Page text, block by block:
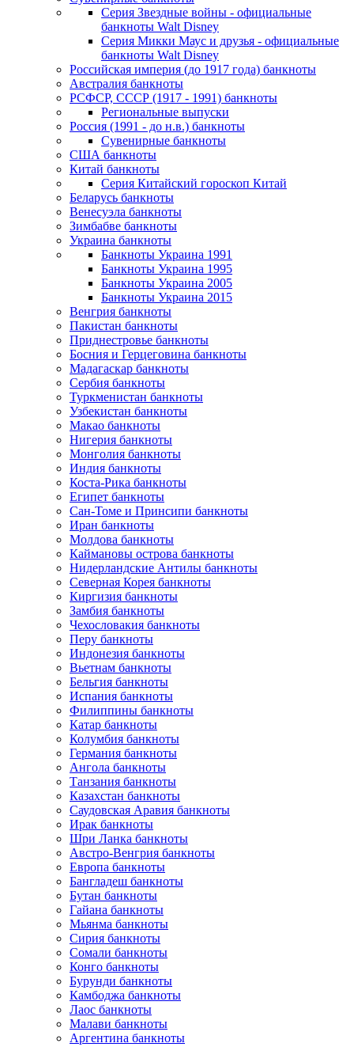
Серия Звездные войны - официальные
банкноты Walt Disney
Серия Микки Маус и друзья - официальные
банкноты Walt Disney
Российская империя (до 1917 года) банкноты
Австралия банкноты
РСФСР, СССР (1917 - 1991) банкноты
Региональные выпуски
Россия (1991 - до н.в.) банкноты
Сувенирные банкноты
США банкноты
Китай банкноты
Серия Китайский гороскоп Китай
Беларусь банкноты
Венесуэла банкноты
Зимбабве банкноты
Украина банкноты
Банкноты Украина 1991
Банкноты Украина 1995
Банкноты Украина 2005
Банкноты Украина 2015
Венгрия банкноты
Пакистан банкноты
Приднестровье банкноты
Босния и Герцеговина банкноты
Мадагаскар банкноты
Сербия банкноты
Туркменистан банкноты
Узбекистан банкноты
Макао банкноты
Нигерия банкноты
Монголия банкноты
Индия банкноты
Коста-Рика банкноты
Египет банкноты
Сан-Томе и Принсипи банкноты
Иран банкноты
Молдова банкноты
Каймановы острова банкноты
Нидерландские Антилы банкноты
Северная Корея банкноты
Киргизия банкноты
Замбия банкноты
Чехословакия банкноты
Перу банкноты
Индонезия банкноты
Вьетнам банкноты
Бельгия банкноты
Испания банкноты
Филиппины банкноты
Катар банкноты
Колумбия банкноты
Германия банкноты
Ангола банкноты
Танзания банкноты
Казахстан банкноты
Саудовская Аравия банкноты
Ирак банкноты
Шри Ланка банкноты
Австро-Венгрия банкноты
Европа банкноты
Бангладеш банкноты
Бутан банкноты
Гайана банкноты
Мьянма банкноты
Сирия банкноты
Сомали банкноты
Конго банкноты
Бурунди банкноты
Камбоджа банкноты
Лаос банкноты
Малави банкноты
Аргентина банкноты